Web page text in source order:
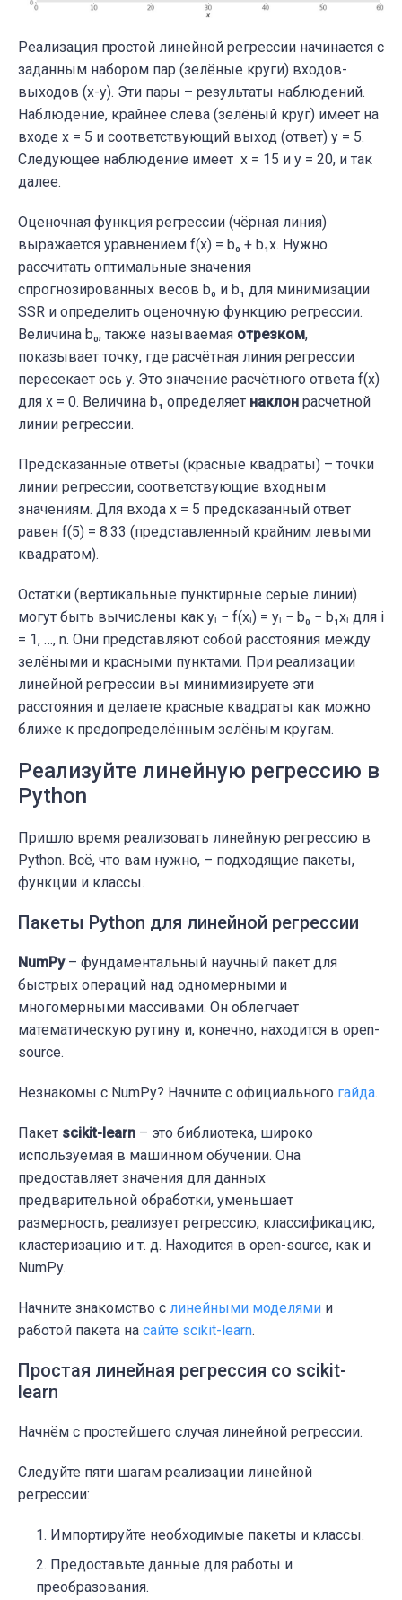
Реализация простой линейной регрессии начинается с
заданным набором пар (зелёные круги) входов-
выходов (x-y). Эти пары – результаты наблюдений.
Наблюдение, крайнее слева (зелёный круг) имеет на
входе x = 5 и соответствующий выход (ответ) y = 5.
Следующее наблюдение имеет x = 15 и y = 20, и так
далее.
Оценочная функция регрессии (чёрная линия)
выражается уравнением f(x) = b₀ + b₁x. Нужно
рассчитать оптимальные значения
спрогнозированных весов b₀ и b₁ для минимизации
SSR и определить оценочную функцию регрессии.
Величина b₀, также называемая отрезком,
показывает точку, где расчётная линия регрессии
пересекает ось y. Это значение расчётного ответа f(x)
для x = 0. Величина b₁ определяет наклон расчетной
линии регрессии.
Предсказанные ответы (красные квадраты) – точки
линии регрессии, соответствующие входным
значениям. Для входа x = 5 предсказанный ответ
равен f(5) = 8.33 (представленный крайним левыми
квадратом).
Остатки (вертикальные пунктирные серые линии)
могут быть вычислены как yᵢ − f(xᵢ) = yᵢ − b₀ − b₁xᵢ для i
= 1, …, n. Они представляют собой расстояния между
зелёными и красными пунктами. При реализации
линейной регрессии вы минимизируете эти
расстояния и делаете красные квадраты как можно
ближе к предопределённым зелёным кругам.
Реализуйте линейную регрессию в
Python
Пришло время реализовать линейную регрессию в
Python. Всё, что вам нужно, – подходящие пакеты,
функции и классы.
Пакеты Python для линейной регрессии
NumPy– фундаментальный научный пакет для
быстрых операций над одномерными и
многомерными массивами. Он облегчает
математическую рутину и, конечно, находится в open-
source.
Незнакомы с NumPy? Начните с официального гайда.
Пакет scikit-learn – это библиотека, широко
используемая в машинном обучении. Она
предоставляет значения для данных
предварительной обработки, уменьшает
размерность, реализует регрессию, классификацию,
кластеризацию и т. д. Находится в open-source, как и
NumPy.
Начните знакомство с линейными моделями и
работой пакета на сайте scikit-learn.
Простая линейная регрессия со scikit-
learn
Начнём с простейшего случая линейной регрессии.
Следуйте пяти шагам реализации линейной
регрессии:
Импортируйте необходимые пакеты и классы.
Предоставьте данные для работы и
преобразования.